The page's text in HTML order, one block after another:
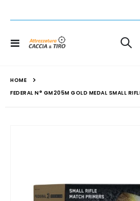
Toggle
HOME
FEDERAL N° GM205M GOLD MEDAL SMALL
immagini